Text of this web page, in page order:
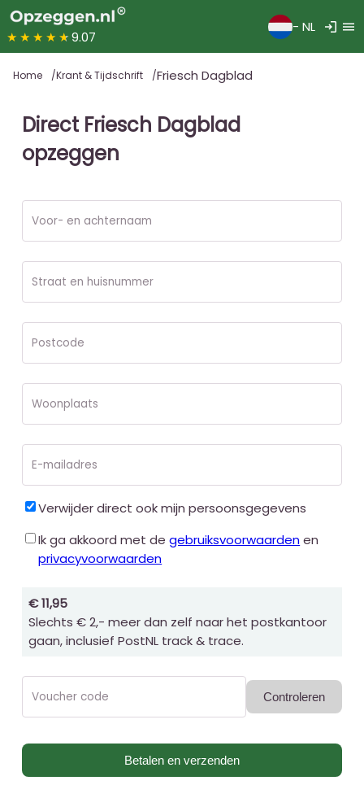
★★★★★9.07
- NL login menu
Home Krant & Tijdschrift Friesch Dagblad
Direct Friesch Dagblad
opzeggen
Voor- en achternaam
Straat en huisnummer
Postcode
Woonplaats
E-mailadres
Verwijder direct ook mijn persoonsgegevens
Ik ga akkoord met degebruiksvoorwaardenen
privacyvoorwaarden
€ 11,95
Slechts € 2,- meer dan zelf naar het postkantoor
gaan, inclusief PostNL track & trace.
Voucher code Controleren
Betalen en verzenden